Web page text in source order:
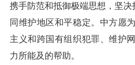
携手防范和抵御极端思想，坚决
同维护地区和平稳定。中方愿
主义和跨国有组织犯罪、维护
力所能及的帮助。